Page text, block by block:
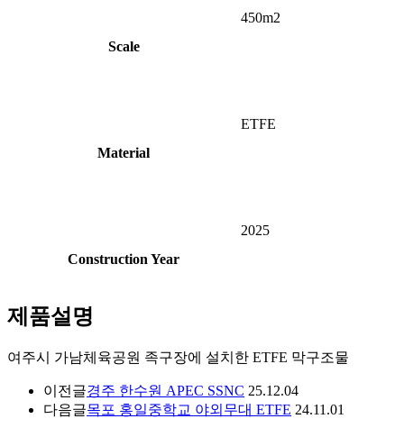
Scale
450m2
Material
ETFE
Construction Year
2025
제품설명
여주시 가남체육공원 족구장에 설치한 ETFE 막구조물
이전글경주 한수원 APEC SSNC 25.12.04
다음글목포 홍일중학교 야외무대 ETFE 24.11.01